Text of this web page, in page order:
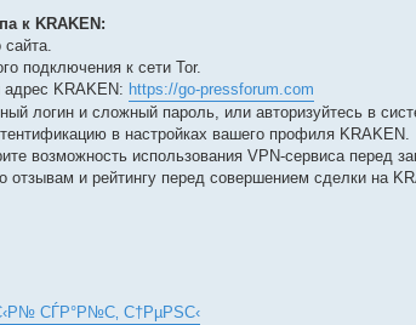
к KRAKEN:
подключения к сети Tor.
адрес KRAKEN: https://go-pressforum.com
логин и сложный пароль, или авторизуйтесь в
в настройках вашего профиля KRAKEN.
возможность использования VPN-сервиса перед
отзывам и рейтингу перед совершением сделки на
СЃР°Р№С‚ С†РµРЅС‹